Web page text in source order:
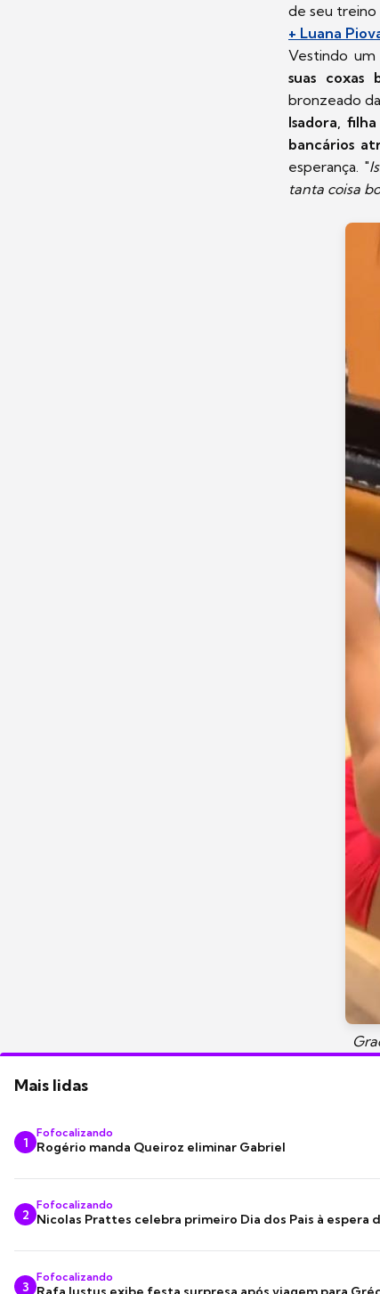
de seu treino
+ Luana
Vestindo um
suas coxas
bronzeado da
Isadora,
bancários
esperança. "
tanta coisa
Mais lidas
1
Fofocalizando
Rogério manda Queiroz eliminar Gabriel
2
Fofocalizando
Nicolas Prattes celebra primeiro Dia dos Pais à espera
3
Fofocalizando